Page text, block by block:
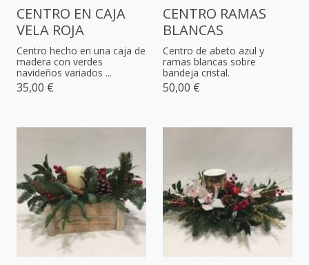
CENTRO EN CAJA
VELA ROJA
Centro hecho en una caja de
madera con verdes
navideños variados ...
35,00 €
CENTRO RAMAS
BLANCAS
Centro de abeto azul y
ramas blancas sobre
bandeja cristal.
50,00 €